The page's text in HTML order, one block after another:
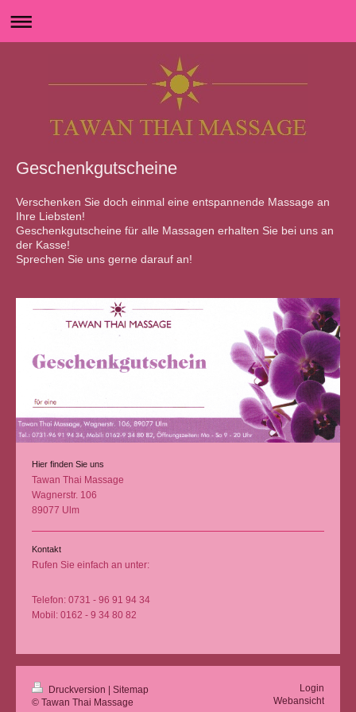
Geschenkgutscheine
Verschenken Sie doch einmal eine entspannende Massage an
Ihre Liebsten!
Geschenkgutscheine für alle Massagen erhalten Sie bei uns an
der Kasse!
Sprechen Sie uns gerne darauf an!
Hier finden Sie uns
Tawan Thai Massage
Wagnerstr. 106
89077 Ulm
Kontakt
Rufen Sie einfach an unter:
Telefon: 0731 - 96 91 94 34
Mobil: 0162 - 9 34 80 82
Druckversion | Sitemap
© Tawan Thai Massage
Login
Webansicht